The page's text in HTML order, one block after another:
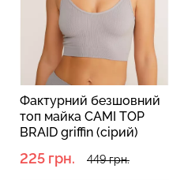
Фактурний безшовний
топ майка CAMI TOP
BRAID griffin (сірий)
225 грн. 449 грн.